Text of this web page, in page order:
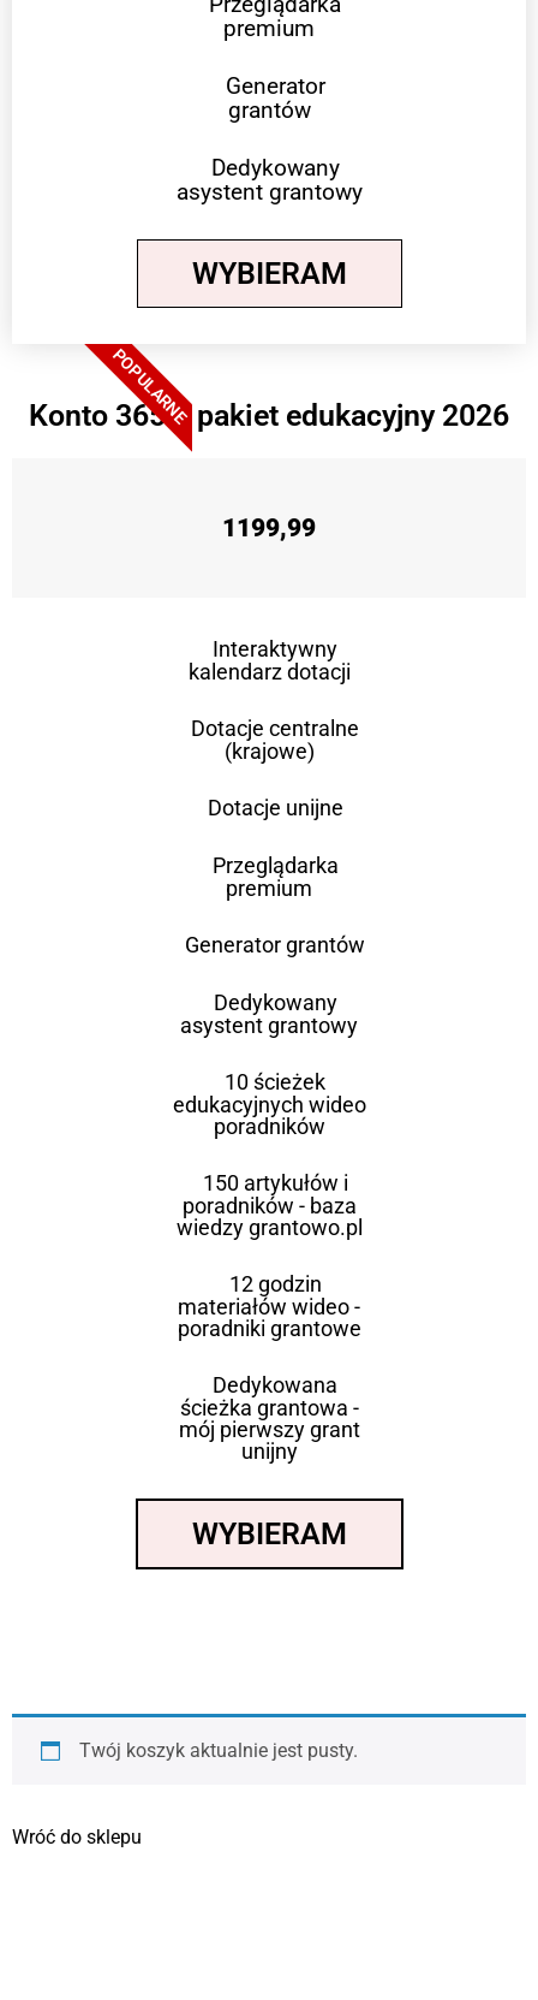
premium
Generator
grantów
Dedykowany
asystent grantowy
WYBIERAM
POPULARNE
Konto 365 + pakiet edukacyjny 2026
1199,99
Interaktywny
kalendarz dotacji
Dotacje centralne
(krajowe)
Dotacje unijne
Przeglądarka
premium
Generator grantów
Dedykowany
asystent grantowy
10 ścieżek
edukacyjnych wideo
poradników
150 artykułów i
poradników - baza
wiedzy grantowo.pl
12 godzin
materiałów wideo -
poradniki grantowe
Dedykowana
ścieżka grantowa -
mój pierwszy grant
unijny
WYBIERAM
Twój koszyk aktualnie jest pusty.
Wróć do sklepu